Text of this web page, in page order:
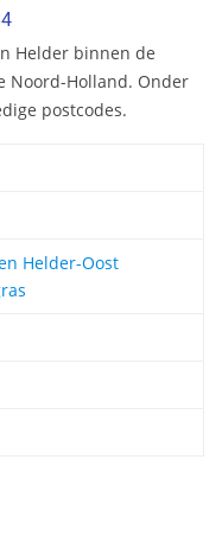
Helder binnen de
Noord-Holland. Onder
postcodes.
Helder-Oost